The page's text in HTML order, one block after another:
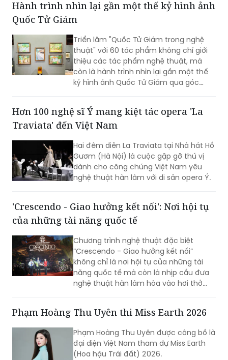
biểu diễn, nghiên cứu và đào tạo âm
nhạc.
Hành trình nhìn lại gần một thế kỷ hình ảnh
Quốc Tử Giám
Triển lãm "Quốc Tử Giám trong nghệ
thuật" với 60 tác phẩm không chỉ giới
thiệu các tác phẩm nghệ thuật, mà
còn là hành trình nhìn lại gần một thế
kỷ hình ảnh Quốc Tử Giám qua góc
ảnh gia và nghệ sĩ thuộc nhiều thế hệ.
Hơn 100 nghệ sĩ Ý mang kiệt tác opera 'La
Traviata' đến Việt Nam
Hai đêm diễn La Traviata tại Nhà hát Hồ
Gươm (Hà Nội) là cuộc gặp gỡ thú vị
dành cho công chúng Việt Nam yêu
nghệ thuật hàn lâm với di sản opera Ý.
'Crescendo - Giao hưởng kết nối': Nơi hội tụ
của những tài năng quốc tế
Chương trình nghệ thuật đặc biệt
“Crescendo - Giao hưởng kết nối”
không chỉ là nơi hội tụ của những tài
năng quốc tế mà còn là nhịp cầu đưa
nghệ thuật hàn lâm hòa vào hơi thở
xóa nhòa khoảng cách giữa âm nhạc
hàn lâm và khán giả, để lại dấu ấn văn
hóa trong lòng người dân địa phương
cùng du khách thập phương.
Phạm Hoàng Thu Uyên thi Miss Earth 2026
Phạm Hoàng Thu Uyên được công bố là
đại diện Việt Nam tham dự Miss Earth
(Hoa hậu Trái đất) 2026.